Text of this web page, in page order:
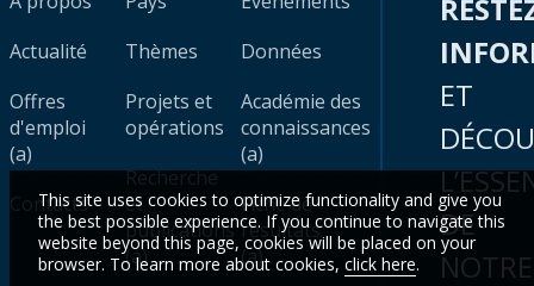
Actualité
Offres
d'emploi
(a)
Contacts
Thèmes
Projets et
opérations
Recherche
et
publications
(a)
Données
Académie des
connaissances
(a)
Fiche de
résultats
(a)
ET
DE
NOTRE
This site uses cookies to optimize functionality and give you
the best possible experience. If you continue to navigate this
website beyond this page, cookies will be placed on your
browser. To learn more about cookies, click here.